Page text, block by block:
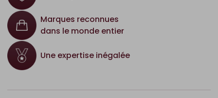
Marques reconnues
dans le monde entier
Une expertise inégalée